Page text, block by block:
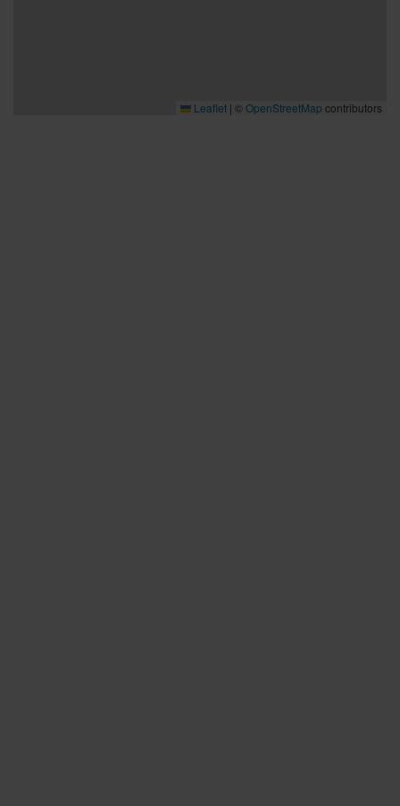
Leaflet | ©OpenStreetMap contributors